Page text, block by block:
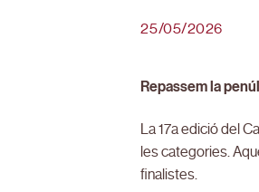
25/05/2026
Repassem la
La 17a edició del
les categories.
finalistes.